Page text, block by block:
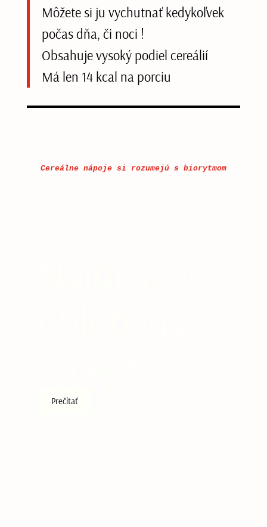
Môžete si ju vychutnať kedykoľvek
počas dňa, či noci !
Obsahuje vysoký podiel cereálií
Má len 14 kcal na porciu
Cereálne nápoje si rozumejú s biorytmom
Prečítať